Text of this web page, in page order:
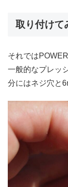
取り付けて
それでは
一般的なプレッ
分にはネジ穴と